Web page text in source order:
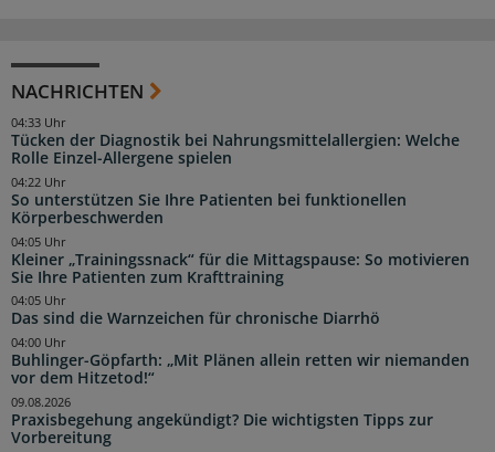
NACHRICHTEN
Tücken der Diagnostik bei Nahrungsmittelallergien: Welche
Rolle Einzel-Allergene spielen
04:33 Uhr
So unterstützen Sie Ihre Patienten bei funktionellen
Körperbeschwerden
04:22 Uhr
Kleiner „Trainingssnack“ für die Mittagspause: So motivieren
Sie Ihre Patienten zum Krafttraining
04:05 Uhr
Das sind die Warnzeichen für chronische Diarrhö
04:05 Uhr
Buhlinger-Göpfarth: „Mit Plänen allein retten wir niemanden
vor dem Hitzetod!“
04:00 Uhr
Praxisbegehung angekündigt? Die wichtigsten Tipps zur
Vorbereitung
09.08.2026